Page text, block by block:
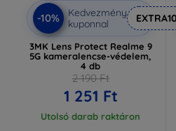
-10%
Kedvezmény
kuponnal
EXTRA10
3MK Lens Protect Realme 9
5G kameralencse-védelem,
4 db
2 190 Ft
1 251 Ft
Utolsó darab raktáron